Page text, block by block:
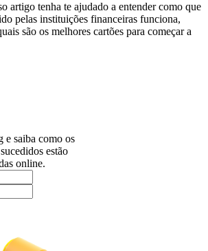
artigo tenha te ajudado a entender como que
pelas instituições financeiras funciona,
são os melhores cartões para começar a
e saiba como os
estão
online.